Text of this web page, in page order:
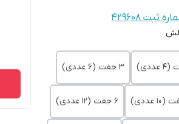
۴۲۹۶۰۸
3 جفت (6 عددی)
6 جفت (12 عددی)